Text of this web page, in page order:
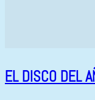
EL DISCO DEL